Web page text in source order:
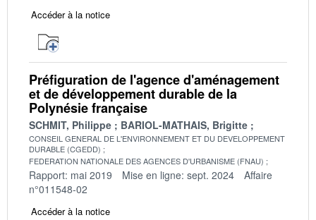
Accéder à la notice
Préfiguration de l'agence d'aménagement
et de développement durable de la
Polynésie française
SCHMIT, Philippe BARIOL-MATHAIS, Brigitte
CONSEIL GENERAL DE L'ENVIRONNEMENT ET DU DEVELOPPEMENT
DURABLE (CGEDD)
FEDERATION NATIONALE DES AGENCES D'URBANISME (FNAU)
Rapport: mai 2019 Mise en ligne: sept. 2024
Affaire
n°011548-02
Accéder à la notice